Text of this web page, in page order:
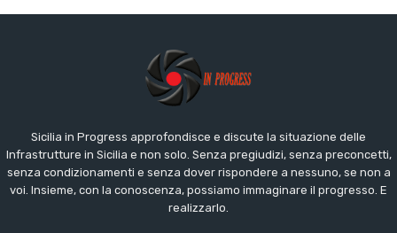
Sicilia in Progress approfondisce e discute la situazione delle
Infrastrutture in Sicilia e non solo. Senza pregiudizi, senza preconcetti,
senza condizionamenti e senza dover rispondere a nessuno, se non a
voi. Insieme, con la conoscenza, possiamo immaginare il progresso. E
realizzarlo.